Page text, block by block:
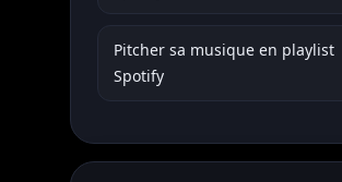
Pitcher sa musique en playlist
Spotify